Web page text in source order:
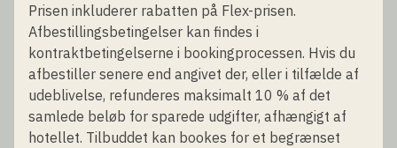
Prisen inkluderer rabatten på Flex-prisen.
Afbestillingsbetingelser kan findes i
kontraktbetingelserne i bookingprocessen. Hvis du
afbestiller senere end angivet der, eller i tilfælde af
udeblivelse, refunderes maksimalt 10 % af det
samlede beløb for sparede udgifter, afhængigt af
hotellet. Tilbuddet kan bookes for et begrænset